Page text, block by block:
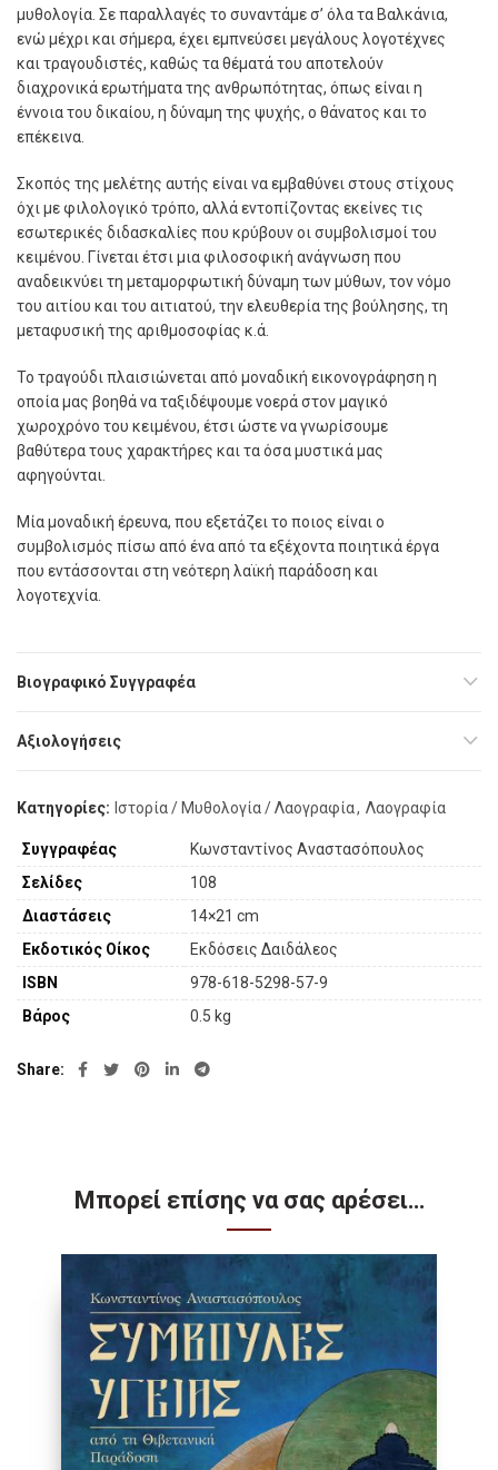
μυθολογία. Σε παραλλαγές το συναντάμε σ’ όλα τα Βαλκάνια,
ενώ μέχρι και σήμερα, έχει εμπνεύσει μεγάλους λογοτέχνες
και τραγουδιστές, καθώς τα θέματά του αποτελούν
διαχρονικά ερωτήματα της ανθρωπότητας, όπως είναι η
έννοια του δικαίου, η δύναμη της ψυχής, ο θάνατος και το
επέκεινα.
Σκοπός της μελέτης αυτής είναι να εμβαθύνει στους στίχους
όχι με φιλολογικό τρόπο, αλλά εντοπίζοντας εκείνες τις
εσωτερικές διδασκαλίες που κρύβουν οι συμβολισμοί του
κειμένου. Γίνεται έτσι μια φιλοσοφική ανάγνωση που
αναδεικνύει τη μεταμορφωτική δύναμη των μύθων, τον νόμο
του αιτίου και του αιτιατού, την ελευθερία της βούλησης, τη
μεταφυσική της αριθμοσοφίας κ.ά.
Το τραγούδι πλαισιώνεται από μοναδική εικονογράφηση η
οποία μας βοηθά να ταξιδέψουμε νοερά στον μαγικό
χωροχρόνο του κειμένου, έτσι ώστε να γνωρίσουμε
βαθύτερα τους χαρακτήρες και τα όσα μυστικά μας
αφηγούνται.
Μία μοναδική έρευνα, που εξετάζει το ποιος είναι ο
συμβολισμός πίσω από ένα από τα εξέχοντα ποιητικά έργα
που εντάσσονται στη νεότερη λαϊκή παράδοση και
λογοτεχνία.
Βιογραφικό Συγγραφέα
Αξιολογήσεις
Κατηγορίες: Ιστορία / Μυθολογία / Λαογραφία, Λαογραφία
Συγγραφέας
Κωνσταντίνος Αναστασόπουλος
Σελίδες
108
Διαστάσεις
14×21 cm
Εκδοτικός Οίκος
Εκδόσεις Δαιδάλεος
ISBN
978-618-5298-57-9
Βάρος
0.5 kg
Share
Μπορεί επίσης να σας αρέσει…